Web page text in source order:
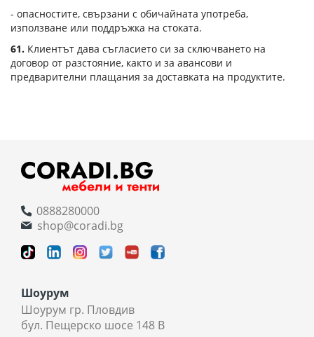
- опасностите, свързани с обичайната употреба,
използване или поддръжка на стоката.
61. Клиентът дава съгласието си за сключването на
договор от разстояние, както и за авансови и
предварителни плащания за доставката на продуктите.
0888280000
shop@coradi.bg
Шоурум
Шоурум гр. Пловдив
бул. Пещерско шосе 148 В